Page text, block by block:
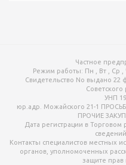
ходьбы
и
Частное
Режим работы: Пн , Вт , Ср ,
Свидетельство No выдано 22
Советского
УНП
юр.адр. Можайского 21-1
ПРОЧИЕ
Дата регистрации в Торговом
Контакты специалистов местных
органов, уполномоченных
защите прав